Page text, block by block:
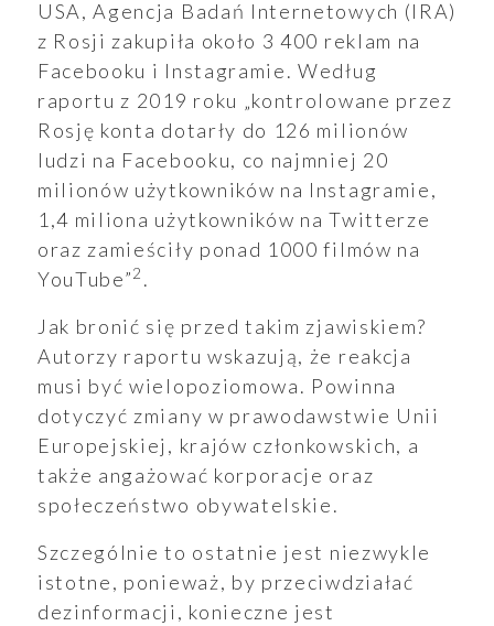
Wyszukiwarka
USA, Agencja Badań Internetowych (IRA)
z Rosji zakupiła około 3 400 reklam na
Facebooku i Instagramie. Według
raportu z 2019 roku „kontrolowane przez
Rosję konta dotarły do 126 milionów
ludzi na Facebooku, co najmniej 20
milionów użytkowników na Instagramie,
1,4 miliona użytkowników na Twitterze
oraz zamieściły ponad 1000 filmów na
YouTube”2 .
Jak bronić się przed takim zjawiskiem?
Autorzy raportu wskazują, że reakcja
musi być wielopoziomowa. Powinna
dotyczyć zmiany w prawodawstwie Unii
Europejskiej, krajów członkowskich, a
także angażować korporacje oraz
społeczeństwo obywatelskie.
Szczególnie to ostatnie jest niezwykle
istotne, ponieważ, by przeciwdziałać
dezinformacji, konieczne jest